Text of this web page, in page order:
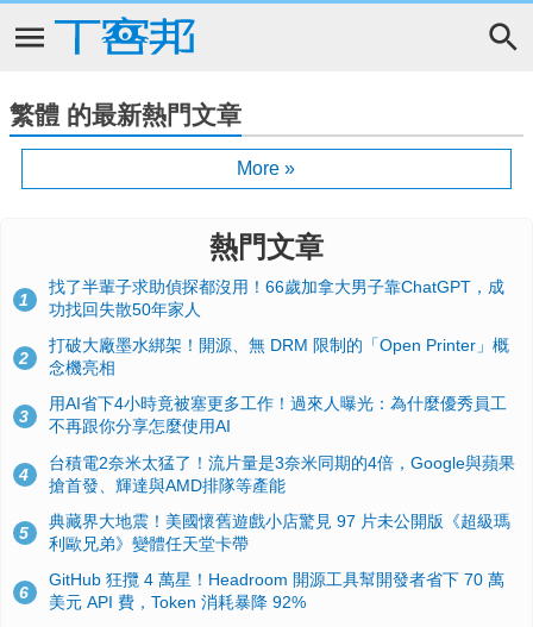
繁體 的最新熱門文章
More »
熱門文章
1
找了半輩子求助偵探都沒用！66歲加拿大男子靠ChatGPT，成
功找回失散50年家人
2
打破大廠墨水綁架！開源、無 DRM 限制的「Open Printer」概
念機亮相
3
用AI省下4小時竟被塞更多工作！過來人曝光：為什麼優秀員工
不再跟你分享怎麼使用AI
4
台積電2奈米太猛了！流片量是3奈米同期的4倍，Google與蘋果
搶首發、輝達與AMD排隊等產能
5
典藏界大地震！美國懷舊遊戲小店驚見 97 片未公開版《超級瑪
利歐兄弟》變體任天堂卡帶
6
GitHub 狂攬 4 萬星！Headroom 開源工具幫開發者省下 70 萬
美元 API 費，Token 消耗暴降 92%